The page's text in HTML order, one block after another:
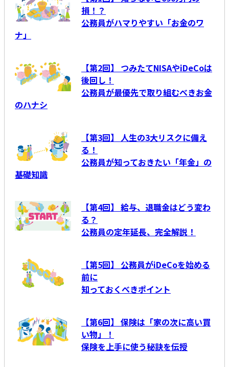
損！？
公務員がハマりやすい「お金のワ
ナ」
【第2回】 つみたてNISAやiDeCoは
後回し！
公務員が最優先で取り組むべきお金
のハナシ
【第3回】 人生の3大リスクに備え
る！
公務員が知っておきたい「年金」の
基礎知識
【第4回】 給与、退職金はどう変わ
る？
公務員の定年延長、完全解説！
【第5回】 公務員がiDeCoを始める
前に
知っておくべきポイント
【第6回】 保険は「家の次に高い買
い物」！
保険を上手に使う秘訣を伝授